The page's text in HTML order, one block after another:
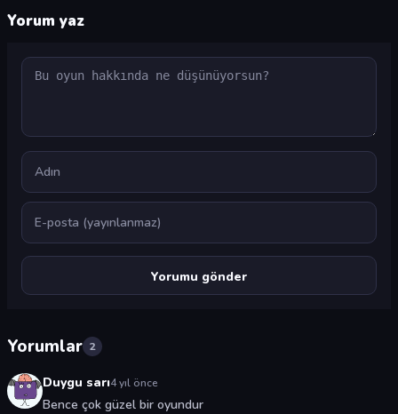
Yorum yaz
Yorum
Ad
E-posta
Yorumlar 2
Duygu sarı4 yıl önce
Bence çok güzel bir oyundur